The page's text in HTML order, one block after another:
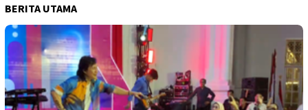
BERITA UTAMA